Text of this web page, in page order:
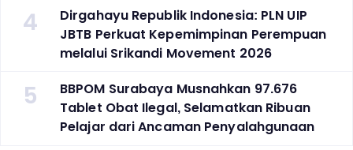
4
Dirgahayu Republik Indonesia: PLN UIP
JBTB Perkuat Kepemimpinan Perempuan
melalui Srikandi Movement 2026
5
BBPOM Surabaya Musnahkan 97.676
Tablet Obat Ilegal, Selamatkan Ribuan
Pelajar dari Ancaman Penyalahgunaan